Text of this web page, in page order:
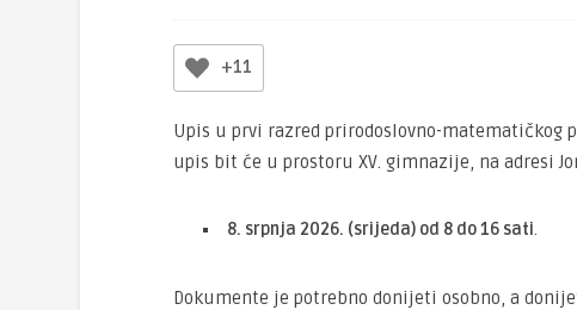
+11
Upis u prvi razred prirodoslovno-matematičkog
upis bit će u prostoru XV. gimnazije, na adresi
8. srpnja 2026. (srijeda) od 8 do 16 sati.
Dokumente je potrebno donijeti osobno, a